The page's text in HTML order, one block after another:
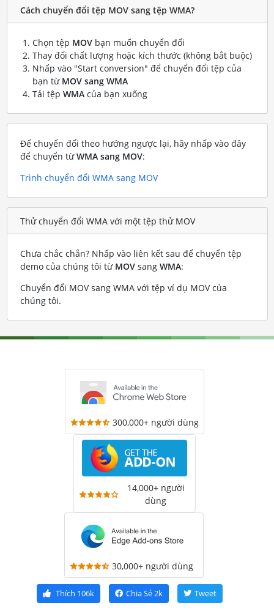
Cách chuyển đổi tệp MOV sang tệp WMA?
Chọn tệp MOVbạn muốn chuyển đổi
Thay đổi chất lượng hoặc kích thước (không bắt buộc)
Nhấp vào "Start conversion" để chuyển đổi tệp của
bạn từ MOV sang WMA
Tải tệp WMAcủa bạn xuống
Để chuyển đổi theo hướng ngược lại, hãy nhấp vào đây
để chuyển từWMA sang MOV:
Trình chuyển đổi WMA sang MOV
Thử chuyển đổi WMA với một tệp thử MOV
Chưa chắc chắn? Nhấp vào liên kết sau để chuyển tệp
demo của chúng tôi từ MOVsang WMA:
Chuyển đổi MOV sang WMA với tệp ví dụ MOV của
chúng tôi.
300,000+ người dùng
14,000+ người
dùng
30,000+ người dùng
Thích 106k Chia Sẻ2k Tweet